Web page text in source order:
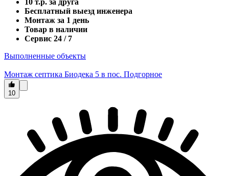
Бесплатный выезд инженера
Монтаж за 1 день
Товар в наличии
Сервис 24 / 7
Выполненные объекты
Монтаж септика Биодека 5 в пос. Подгорное
10